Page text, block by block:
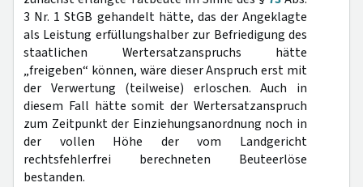
3 Nr. 1 StGB gehandelt hätte, das der Angeklagte
als Leistung erfüllungshalber zur Befriedigung des
staatlichen Wertersatzanspruchs hätte
„freigeben“ können, wäre dieser Anspruch erst mit
der Verwertung (teilweise) erloschen. Auch in
diesem Fall hätte somit der Wertersatzanspruch
zum Zeitpunkt der Einziehungsanordnung noch in
der vollen Höhe der vom Landgericht
rechtsfehlerfrei berechneten Beuteerlöse
bestanden.